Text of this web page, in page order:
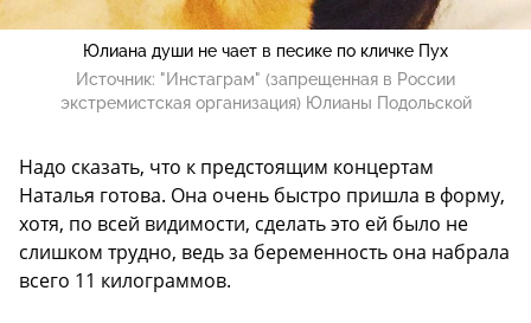
Юлиана души не чает в песике по кличке Пух
Источник: "Инстаграм" (запрещенная в России
экстремистская организация) Юлианы Подольской
Надо сказать, что к предстоящим концертам
Наталья готова. Она очень быстро пришла в форму,
хотя, по всей видимости, сделать это ей было не
слишком трудно, ведь за беременность она набрала
всего 11 килограммов.